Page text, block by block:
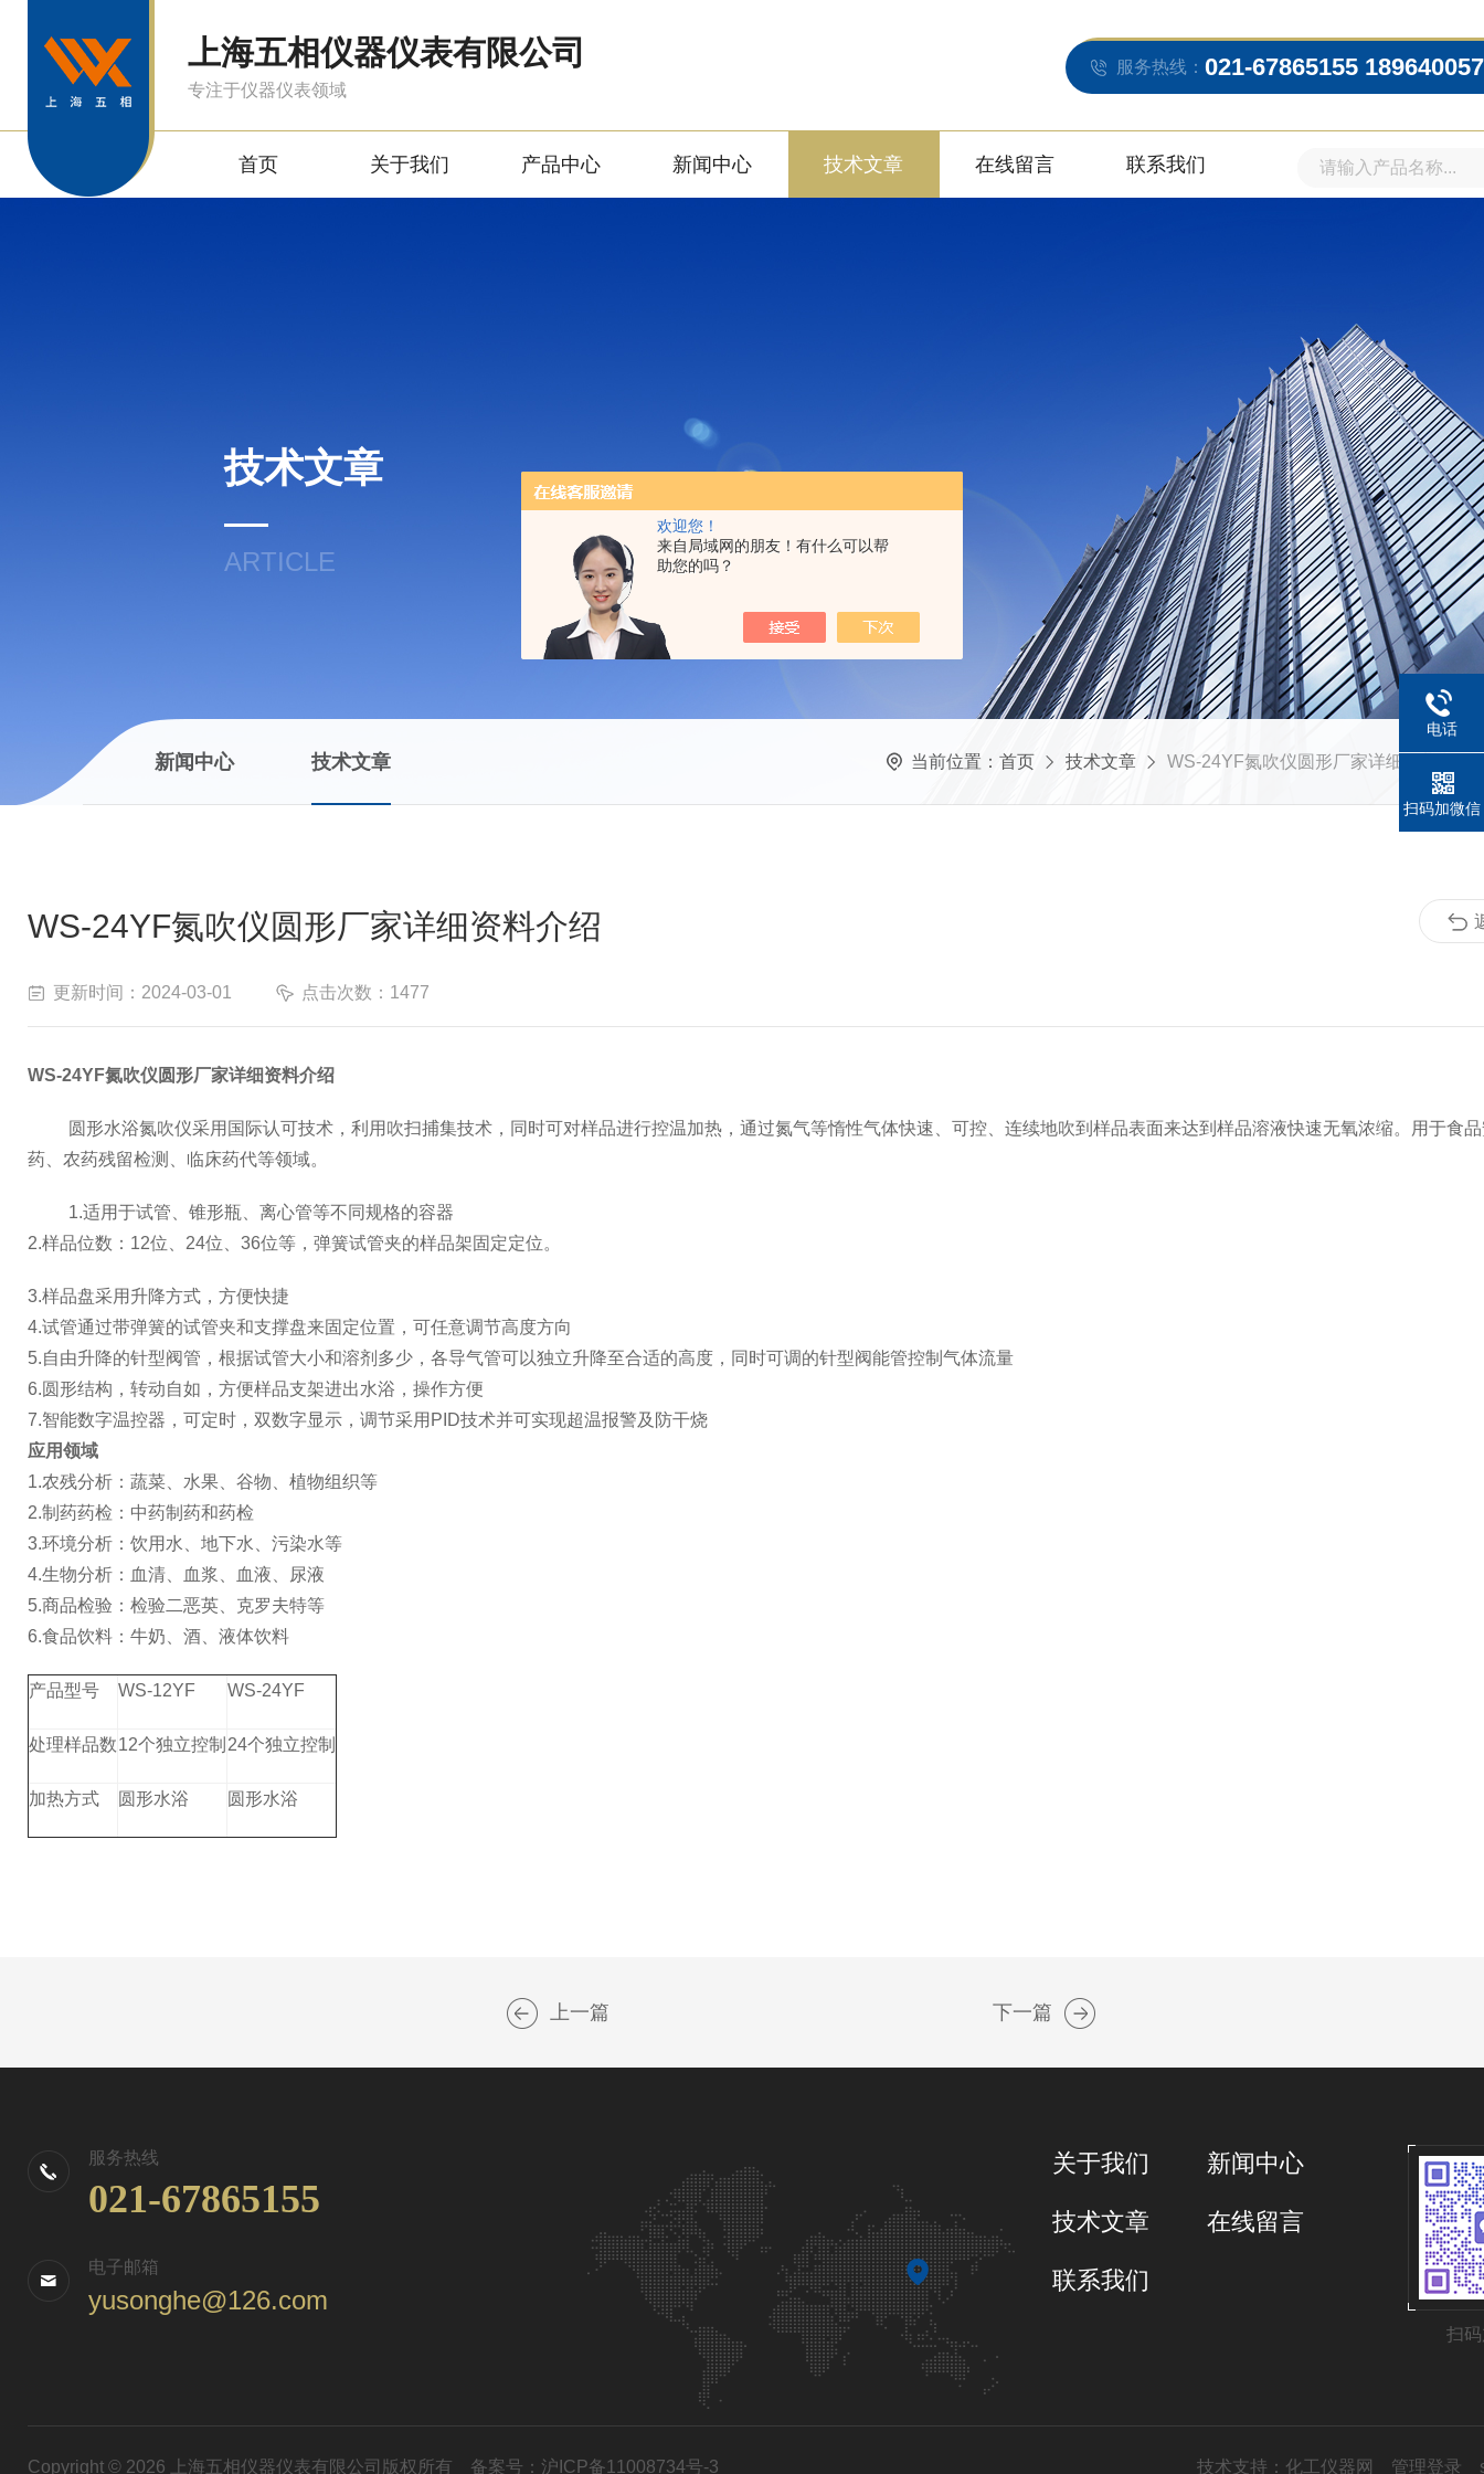
欢迎您！
来自局域网的朋友！有什么可以帮
助您的吗？
上海五相仪器仪表有限公司
专注于仪器仪表领域
服务热线： 021-67865155
首页 关于我们 产品中心 新闻中心 技术文章 在线留言 联系我们
技术文章
ARTICLE
新闻中心 技术文章 当前位置： 首页 技术文章 WS-24YF氮吹仪圆形厂家详细资料介绍
WS-24YF氮吹仪圆形厂家详细资料介绍
更新时间：2024-03-01 点击次数：1477
WS-24YF氮吹仪圆形厂家详细资料介绍
圆形水浴氮吹仪采用国际认可技术，利用吹扫捕集技术，同时可对样品进行控温加热，通过氮气等惰性气体快速、可控、连续地吹到样品表面来达到样品溶液快速无氧浓缩。用于食
药、农药残留检测、临床药代等领域。
1.适用于试管、锥形瓶、离心管等不同规格的容器
2.样品位数： 12位、 24位、 36位等，弹簧试管夹的样品架固定定位。
3.样品盘采用升降方式，方便快捷
4.试管通过带弹簧的试管夹和支撑盘来固定位置，可任意调节高度方向
5.自由升降的针型阀管，根据试管大小和溶剂多少，各导气管可以独立升降至合适的高度，同时可调的针型阀能管控制气体流量
6.圆形结构，转动自如，方便样品支架进出水浴，操作方便
7.智能数字温控器，可定时，双数字显示，调节采用 PID技术并可实现超温报警及防干烧
应用领域
1.农残分析：蔬菜、水果、谷物、植物组织等
2.制药药检：中药制药和药检
3.环境分析：饮用水、地下水、污染水等
4.生物分析：血清、血浆、血液、尿液
5.商品检验：检验二恶英、克罗夫特等
6.食品饮料：牛奶、酒、液体饮料
产品型号 WS-12YF WS-24YF
处理样品数12个独立控制 24个独立控制
加热方式 圆形水浴 圆形水浴
上一篇 下一篇
服务热线
021-67865155
电子邮箱
yusonghe@126.com
扫
关于我们 新闻中心
技术文章 在线留言
联系我们
Copyright © 2026 上海五相仪器仪表有限公司版权所有 备案号：沪ICP备11008734号-3 技术支持： 化工仪器网 管理登录
电话
扫码加微信